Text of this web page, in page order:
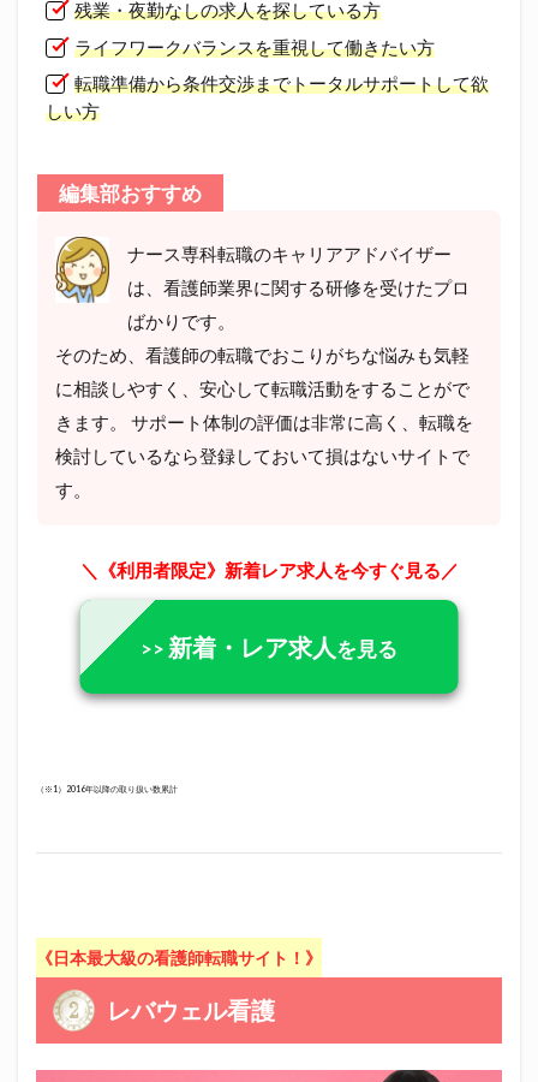
残業・夜勤なしの求人を探している方
ライフワークバランスを重視して働きたい方
転職準備から条件交渉までトータルサポートして欲
しい方
編集部おすすめ
ナース専科転職のキャリアアドバイザー
は、看護師業界に関する研修を受けたプロ
ばかりです。
そのため、看護師の転職でおこりがちな悩みも気軽
に相談しやすく、安心して転職活動をすることがで
きます。 サポート体制の評価は非常に高く、転職を
検討しているなら登録しておいて損はないサイトで
す。
＼《利用者限定》新着レア求人を今すぐ見る／
>> 新着・レア求人 を見る
（※1）2016年以降の取り扱い数累計
《日本最大級の看護師転職サイト！》
レバウェル看護